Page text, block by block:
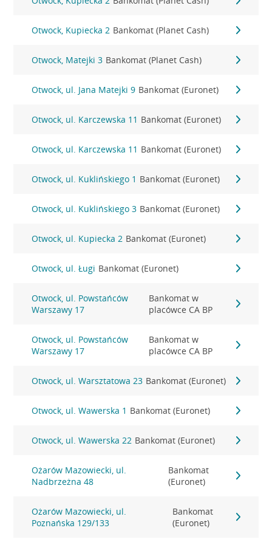
Otwock, Kupiecka 2 Bankomat (Planet Cash)
Otwock, Matejki 3 Bankomat (Planet Cash)
Otwock, ul. Jana Matejki 9 Bankomat (Euronet)
Otwock, ul. Karczewska 11 Bankomat (Euronet)
Otwock, ul. Karczewska 11 Bankomat (Euronet)
Otwock, ul. Kuklińskiego 1 Bankomat (Euronet)
Otwock, ul. Kuklińskiego 3 Bankomat (Euronet)
Otwock, ul. Kupiecka 2 Bankomat (Euronet)
Otwock, ul. Ługi Bankomat (Euronet)
Otwock, ul. Powstańców
Warszawy 17
Bankomat w
placówce CA BP
Otwock, ul. Powstańców
Warszawy 17
Bankomat w
placówce CA BP
Otwock, ul. Warsztatowa 23 Bankomat (Euronet)
Otwock, ul. Wawerska 1 Bankomat (Euronet)
Otwock, ul. Wawerska 22 Bankomat (Euronet)
Ożarów Mazowiecki, ul.
Nadbrzeżna 48
Bankomat
(Euronet)
Ożarów Mazowiecki, ul.
Poznańska 129/133
Bankomat
(Euronet)